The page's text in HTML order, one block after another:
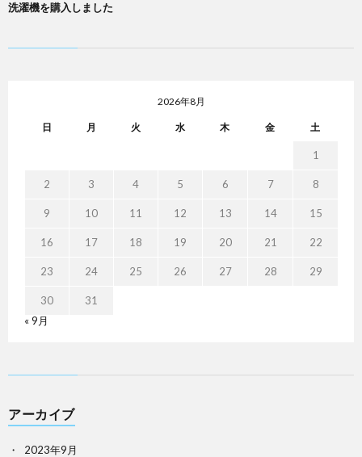
洗濯機を購入しました
2026年8月
日 月 火 水 木 金 土
1
2 3 4 5 6 7 8
9 10 11 12 13 14 15
16 17 18 19 20 21 22
23 24 25 26 27 28 29
30
31
« 9月
アーカイブ
2023年9月